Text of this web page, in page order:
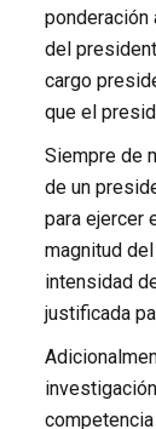
del
cargo
que el
Siempre de
de un
para ejercer
magnitud
intensidad
justificada